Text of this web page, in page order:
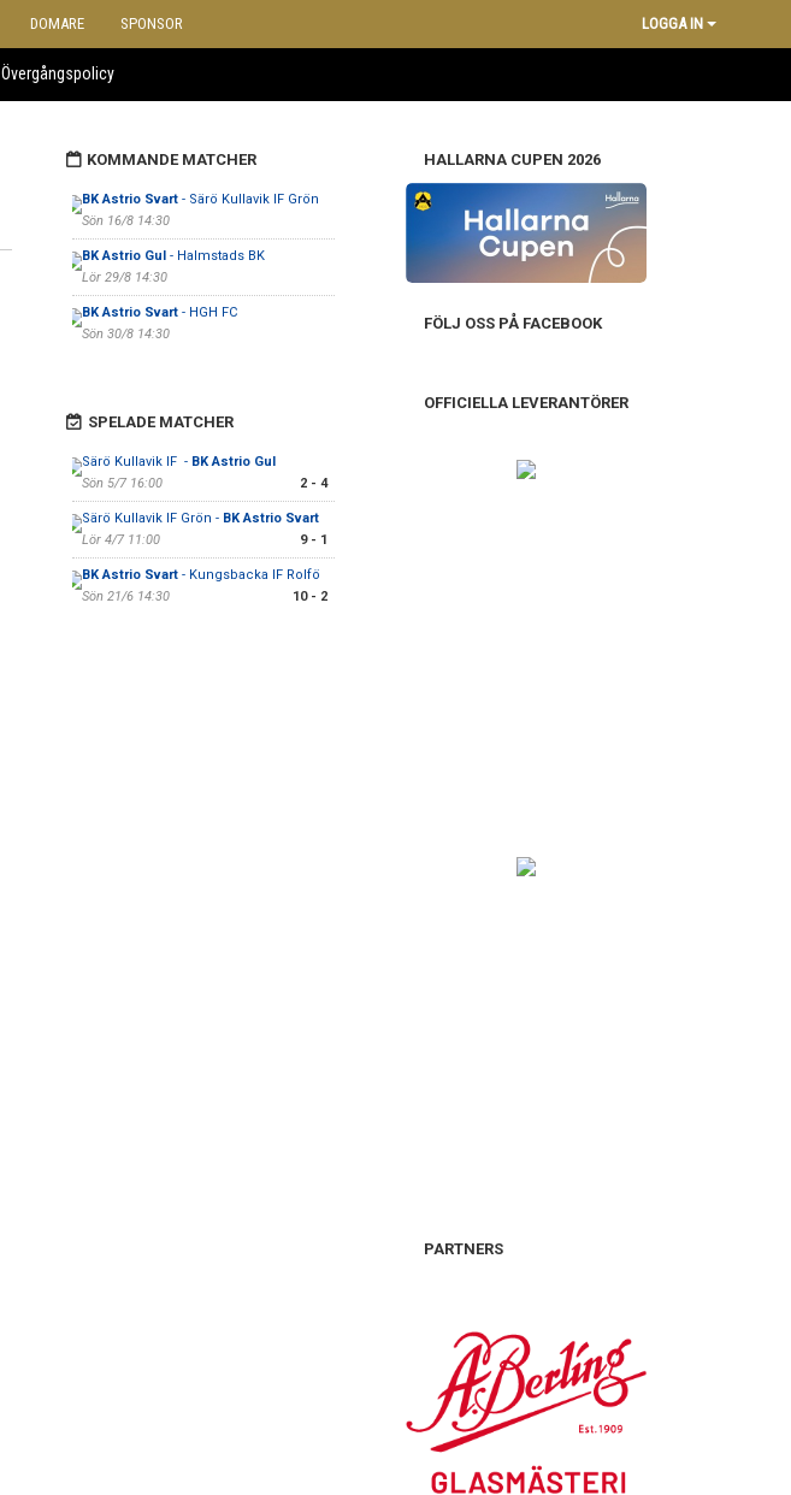
DOMARE SPONSOR LOGGA IN
Övergångspolicy
KOMMANDE MATCHER
BK Astrio Svart- Särö Kullavik IF Grön
Sön 16/8 14:30
BK Astrio Gul- Halmstads BK
Lör 29/8 14:30
BK Astrio Svart- HGH FC
Sön 30/8 14:30
SPELADE MATCHER
Särö Kullavik IF - BK Astrio Gul
Sön 5/7 16:00
2 - 4
Särö Kullavik IF Grön - BK Astrio Svart
Lör 4/7 11:00
9 - 1
BK Astrio Svart- Kungsbacka IF Rolfö
Sön 21/6 14:30
10 - 2
HALLARNA CUPEN 2026
FÖLJ OSS PÅ FACEBOOK
OFFICIELLA LEVERANTÖRER
PARTNERS